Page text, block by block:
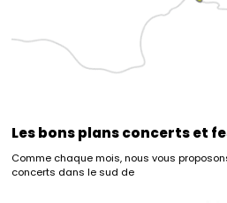
Les bons plans concerts et
Comme chaque mois, nous vous
concerts dans le sud de